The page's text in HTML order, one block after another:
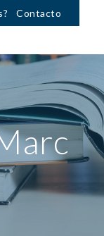
Contacto